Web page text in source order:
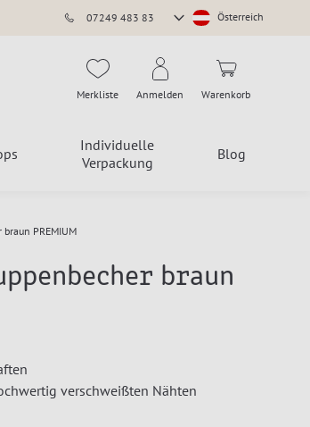
07249 483 83
Store
Österreich
Merkliste Anmelden Warenkorb
Individuelle
Verpackung
Blog
PREMIUM
braun
verschweißten Nähten